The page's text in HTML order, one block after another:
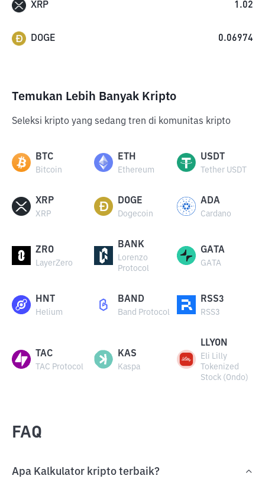
XRP 1.02
DOGE 0.06974
Temukan Lebih Banyak Kripto
Seleksi kripto yang sedang tren di komunitas kripto
BTC
Bitcoin
ETH
Ethereum
USDT
Tether USDT
XRP
XRP
DOGE
Dogecoin
ADA
Cardano
ZRO
LayerZero
BANK
Lorenzo
Protocol
GATA
GATA
HNT
Helium
BAND
Band Protocol
RSS3
RSS3
TAC
TAC Protocol
KAS
Kaspa
LLYON
Eli Lilly
Tokenized
Stock (Ondo)
FAQ
Apa Kalkulator kripto terbaik?